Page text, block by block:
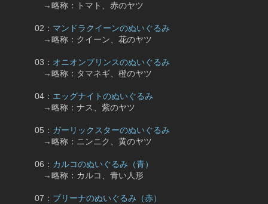
→略称：トマト、赤のヤツ
02： マンドラクイーンのぬいぐるみ
→略称：クイーン、花のヤツ
03： オニオンプリンスのぬいぐるみ
→略称：タマネギ、橙のヤツ
04： エッグナイトのぬいぐるみ
→略称：ナス、紫のヤツ
05： ガーリックスターのぬいぐるみ
→略称：ニンニク、黄のヤツ
06： カルコのぬいぐるみ（青）
→略称：カルコ、青い人形
07： ブリーナのぬいぐるみ（赤）